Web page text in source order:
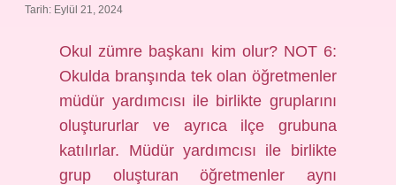
Tarih: Eylül 21, 2024
Okul zümre başkanı kim olur? NOT 6:
Okulda branşında tek olan öğretmenler
müdür yardımcısı ile birlikte gruplarını
oluştururlar ve ayrıca ilçe grubuna
katılırlar. Müdür yardımcısı ile birlikte
grup oluşturan öğretmenler aynı